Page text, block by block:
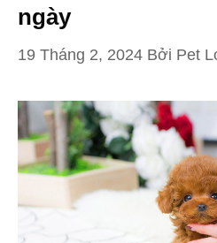
ngày
19 Tháng 2, 2024 Bởi Pet